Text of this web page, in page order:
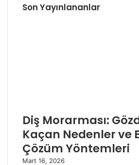
Son Yayınlananlar
Diş Morarması:
Kaçan Nedenler ve
Çözüm Yöntemleri
Mart 16, 2026